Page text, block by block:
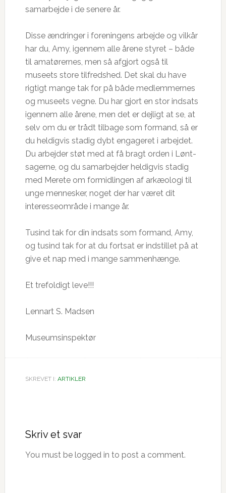
samarbejde i de senere år.
Disse ændringer i foreningens arbejde og vilkår
har du, Amy, igennem alle årene styret – både
til amatørernes, men så afgjort også til
museets store tilfredshed. Det skal du have
rigtigt mange tak for på både medlemmernes
og museets vegne. Du har gjort en stor indsats
igennem alle årene, men det er dejligt at se, at
selv om du er trådt tilbage som formand, så er
du heldigvis stadig dybt engageret i arbejdet.
Du arbejder støt med at få bragt orden i Lønt-
sagerne, og du samarbejder heldigvis stadig
med Merete om formidlingen af arkæologi til
unge mennesker, noget der har været dit
interesseområde i mange år.
Tusind tak for din indsats som formand, Amy,
og tusind tak for at du fortsat er indstillet på at
give et nap med i mange sammenhænge.
Et trefoldigt leve!!!
Lennart S. Madsen
Museumsinspektør
SKREVET I: ARTIKLER
Skriv et svar
You must be logged in to post a comment.